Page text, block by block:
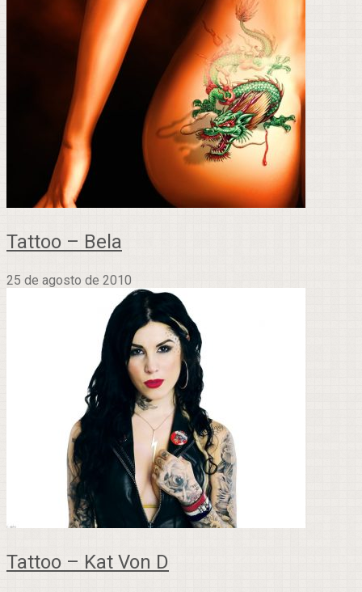
Tattoo – Bela
25 de agosto de 2010
Tattoo – Kat Von D